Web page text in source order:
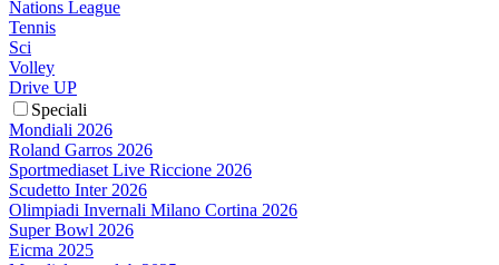
Nations League
Tennis
Sci
Volley
Drive UP
Speciali
Mondiali 2026
Roland Garros 2026
Sportmediaset Live Riccione 2026
Scudetto Inter 2026
Olimpiadi Invernali Milano Cortina 2026
Super Bowl 2026
Eicma 2025